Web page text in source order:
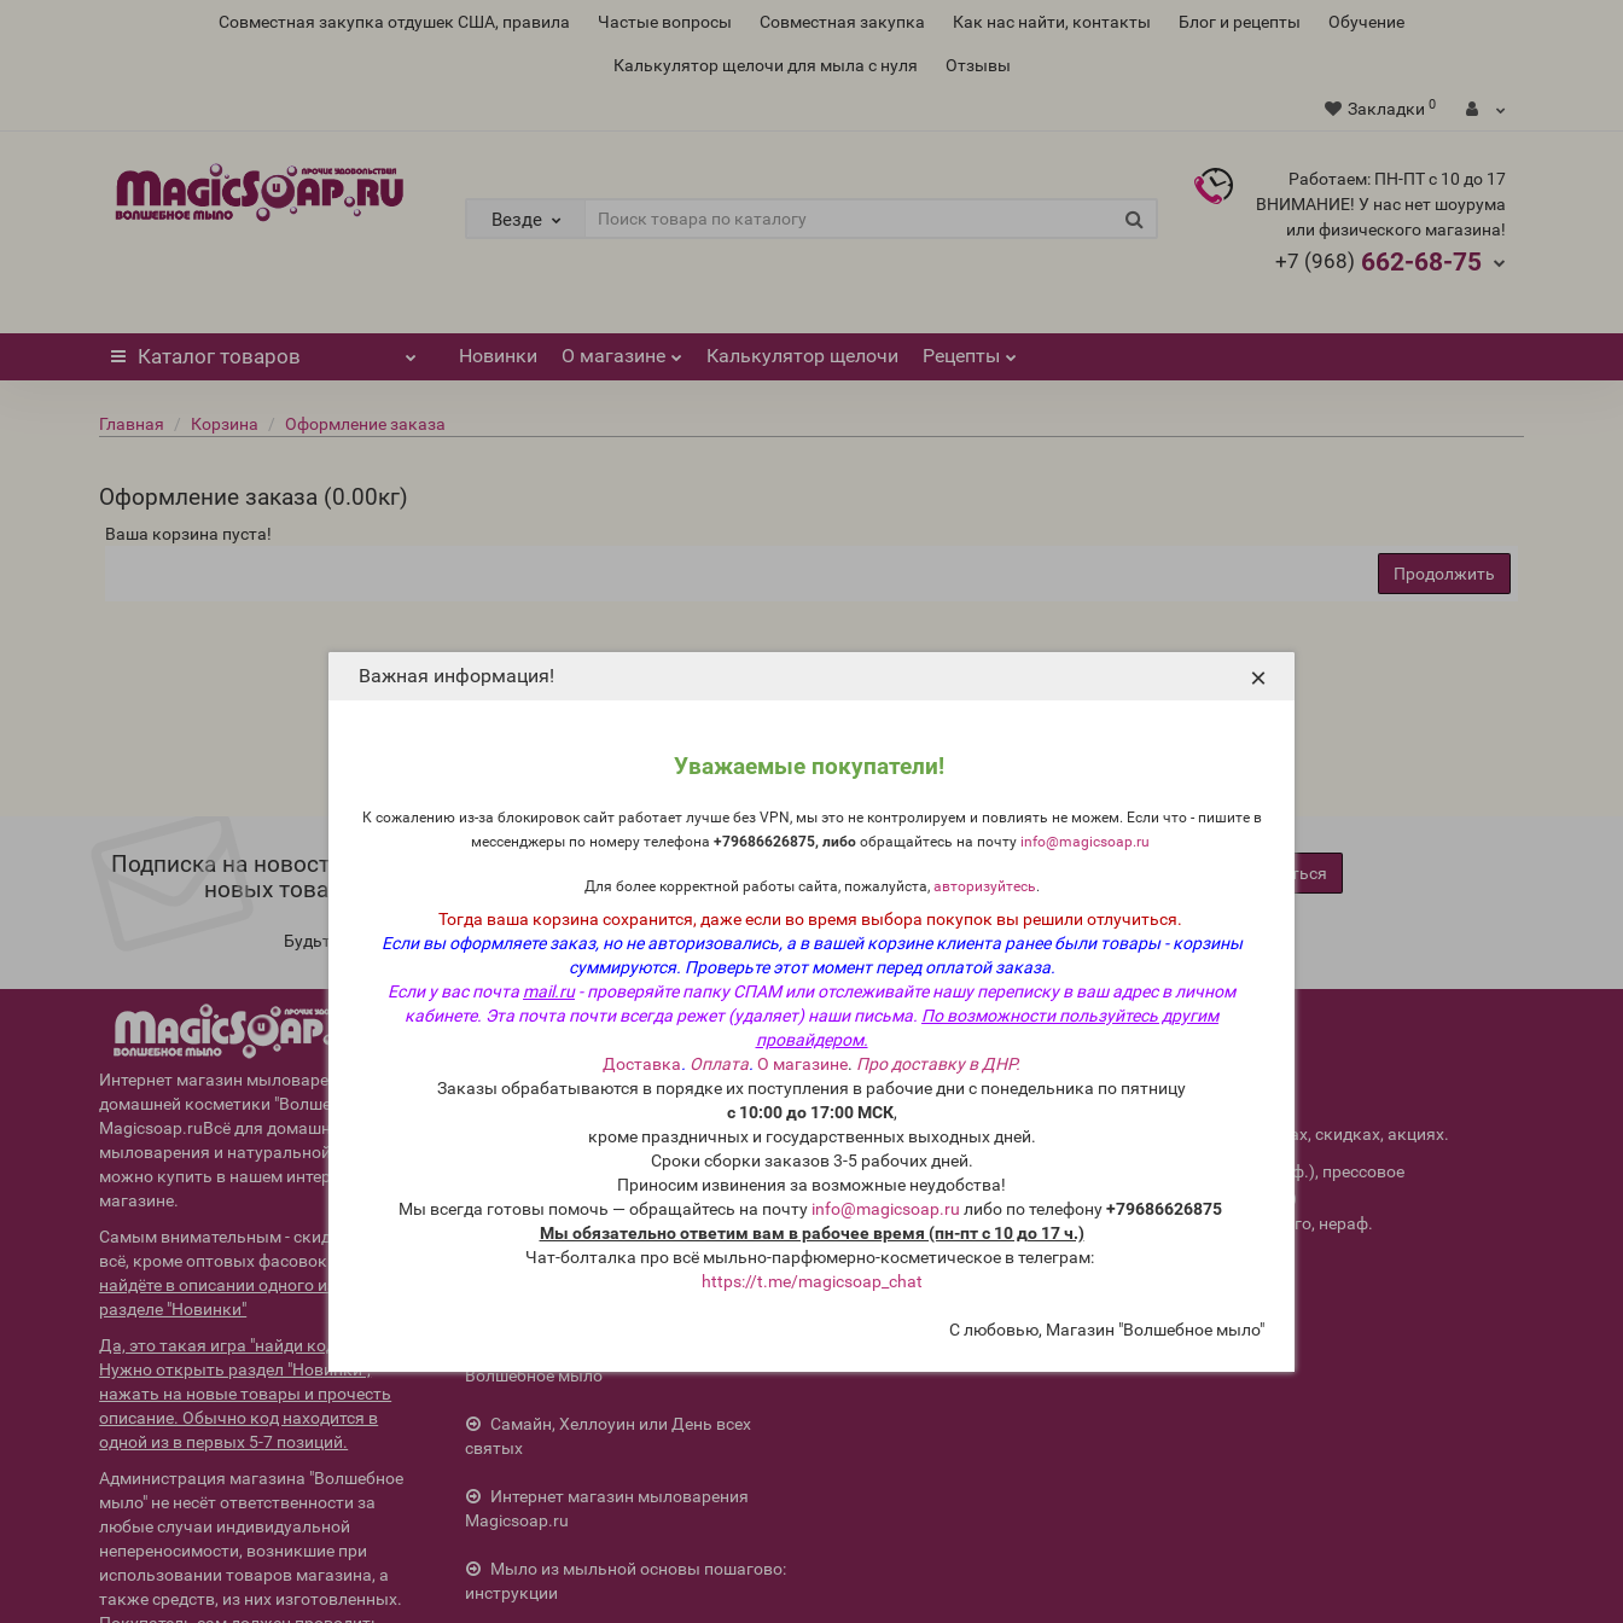
Важная информация!
Уважаемые покупатели!
К сожалению из-за блокировок сайт работает лучше без VPN, мы это не контролируем и повлиять не можем. Если что - пишите в
мессенджеры по номеру телефона +79686626875, либо обращайтесь на почту info@magicsoap.ru
Для более корректной работы сайта, пожалуйста, авторизуйтесь.
Тогда ваша корзина сохранится, даже если во время выбора покупок вы решили отлучиться.
Если вы оформляете заказ, но не авторизовались, а в вашей корзине клиента ранее были товары - корзины
суммируются. Проверьте этот момент перед оплатой заказа.
Если у вас почта mail.ru- проверяйте папку СПАМ или отслеживайте нашу переписку в ваш адрес в личном
кабинете. Эта почта почти всегда режет (удаляет) наши письма. По возможности пользуйтесь другим
провайдером.
Доставка. Оплата. О магазине. Про доставку в ДНР.
Заказы обрабатываются в порядке их поступления в рабочие дни с понедельника по пятницу
с 10:00 до 17:00 МСК,
кроме праздничных и государственных выходных дней.
Сроки сборки заказов 3-5 рабочих дней.
Приносим извинения за возможные неудобства!
Мы всегда готовы помочь — обращайтесь на почту info@magicsoap.ru либо по телефону+79686626875
Мы обязательно ответим вам в рабочее время (пн-пт с 10 до 17 ч.)
Чат-болталка про всё мыльно-парфюмерно-косметическое в телеграм:
https://t.me/magicsoap_chat
С любовью, Магазин "Волшебное мыло"
×
Совместная закупка отдушек США, правила Частые вопросы Совместная закупка Как нас найти, контакты Блог и рецепты Обучение
Калькулятор щелочи для мыла с нуля Отзывы
Закладки 0
Везде
Работаем: ПН-ПТ с 10 до 17
ВНИМАНИЕ! У нас нет шоурума
или физического магазина!
+7 (968) 662-68-75
Каталог товаров Новинки О магазине Калькулятор щелочи Рецепты
Главная Корзина Оформление заказа
Оформление заказа (0.00кг)
Ваша корзина пуста!
Продолжить
Подписка на новости магазина, информирование о
новых товарах, реклама товаров или услуг
магазина
Будьте в курсе новых акций и спецпредложений!
Подписаться
Интернет магазин мыловарения и
домашней косметики "Волшебное мыло"
Magicsoap.ruВсё для домашнего
мыловарения и натуральной косметики
можно купить в нашем интернет-
магазине.
Самым внимательным - скидка 3% на
всё, кроме оптовых фасовок.
найдёте в описании одного из товаров в
разделе "Новинки"
Да, это такая игра "найди код скидки".
Нужно открыть раздел "Новинки",
нажать на новые товары и прочесть
описание. Обычно код находится в
одной из в первых 5-7 позиций.
Администрация магазина "Волшебное
мыло" не несёт ответственности за
любые случаи индивидуальной
непереносимости, возникшие при
использовании товаров магазина, а
также средств, из них изготовленных.
12 осенних смесей эфирных масел
20 дел для, которые должен сделать
25+ хюгге смесей эфирных масел для
ароматизации вашего дома
Живой мастер-класс по мылу с нуля -
обучение.
Волшебное мыло
Самайн, Хеллоуин или День всех
святых
Интернет магазин мыловарения
Magicsoap.ru
Мыло из мыльной основы пошагово:
инструкции
Контакты
Информация о доставке
Возврат товара
Политика
конфиденциальности и
пользовательское
соглашение
Связаться с нами
Карта сайта
Мы вконтакте
УСПЕЙ КУПИТЬ!
Информация о товарах, скидках, акциях.